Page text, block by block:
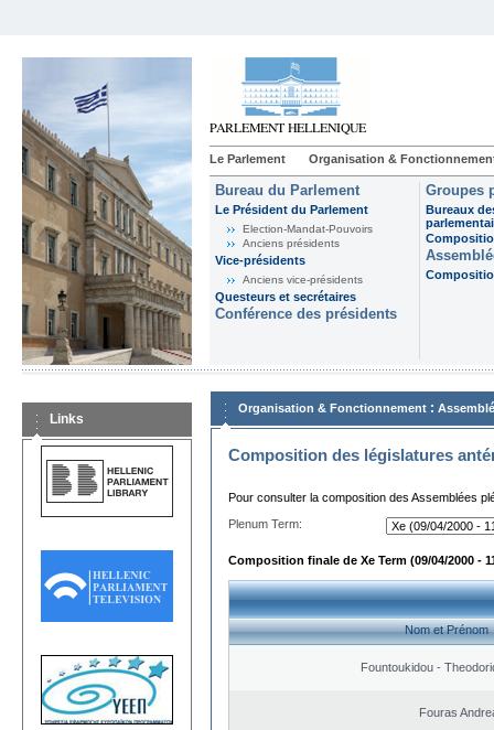
Le Parlement Organisation &
Bureau du Parlement
Le Président du Parlement
Election-Mandat-Pouvoirs
Anciens présidents
Vice-présidents
Anciens vice-présidents
Questeurs et secrétaires
Conférence des présidents
Groupes
Bureaux
Links
Organisation & Fonctionnement :
Composition des législatures
Pour consulter la composition des Assemblées
Plenum Term:
Composition finale de Xe Term (09/04/2000 -
Nom et Prénom
Fountoukidou -
Fouras